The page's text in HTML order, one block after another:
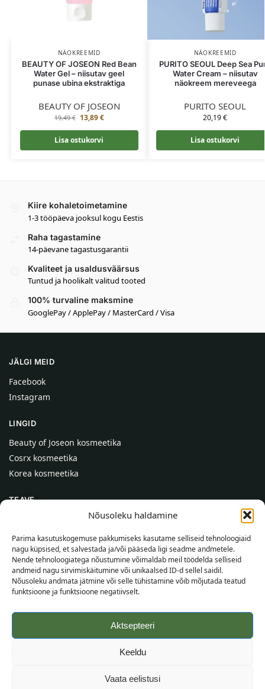
Nõusoleku haldamine
Parima kasutuskogemuse pakkumiseks kasutame selliseid tehnoloogiaid
nagu küpsised, et salvestada ja/või pääseda ligi seadme andmetele.
Nende tehnoloogiatega nõustumine võimaldab meil töödelda selliseid
andmeid nagu sirvimiskäitumine või unikaalsed ID-d sellel saidil.
Nõusoleku andmata jätmine või selle tühistamine võib mõjutada teatud
funktsioone ja funktsioone negatiivselt.
Aktsepteeri
Keeldu
Vaata eelistusi
NÄOKREEMID
BEAUTY OF JOSEON Red Bean
Water Gel – niisutav geel
punase ubina ekstraktiga
BEAUTY OF JOSEON
19,49€ 13,89€
Lisa ostukorvi
NÄOKREEMID
PURITO SEOUL Deep Sea
Water Cream – niisutav
näokreem mereveega
PURITO SEOUL
20,19€
Lisa ostukorvi
Kiire kohaletoimetamine
1-3 tööpäeva jooksul kogu Eestis
Raha tagastamine
14-päevane tagastusgarantii
Kvaliteet ja usaldusväärsus
Tuntud ja hoolikalt valitud tooted
100% turvaline maksmine
GooglePay / ApplePay / MasterCard / Visa
JÄLGI MEID
Facebook
Instagram
LINGID
Beauty of Joseon kosmeetika
Cosrx kosmeetika
Korea kosmeetika
TEAVE
Kontaktid
Abi
TEAVE OSTJALE
Tarnetingimused
Tingimused
Veebikaart